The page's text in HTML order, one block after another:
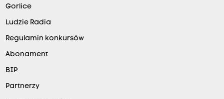
Gorlice
Ludzie Radia
Regulamin konkursów
Abonament
BIP
Partnerzy